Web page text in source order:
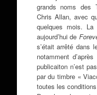
grands noms des
Chris Allan, avec
quelques mois. La
aujourd’hui de
s’était arrêté dans
notamment
publicaiton n’est
par du timbre «
toutes les